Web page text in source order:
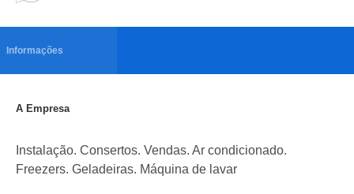
Informações
A Empresa
Instalação. Consertos. Vendas. Ar condicionado.
Freezers. Geladeiras. Máquina de lavar